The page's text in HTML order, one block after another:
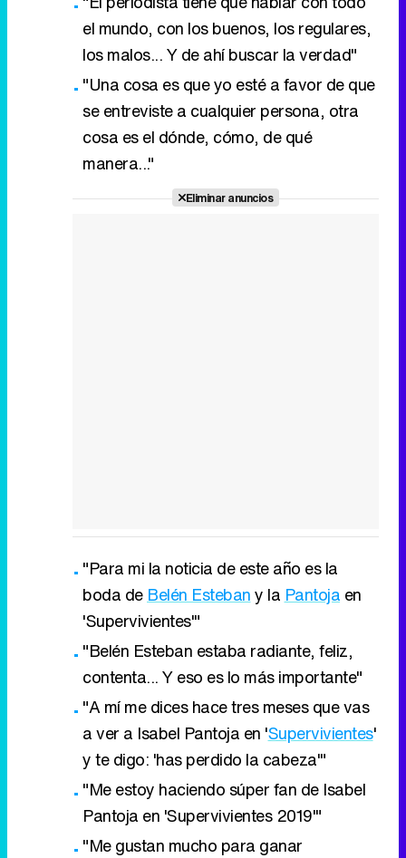
el mundo, con los buenos, los regulares,
los malos... Y de ahí buscar la verdad"
"Una cosa es que yo esté a favor de que
se entreviste a cualquier persona, otra
cosa es el dónde, cómo, de qué
manera..."
Eliminar anuncios
"Para mi la noticia de este año es la
boda de Belén Estebany la Pantoja en
'Supervivientes'"
"Belén Esteban estaba radiante, feliz,
contenta... Y eso es lo más importante"
"A mí me dices hace tres meses que vas
a ver a Isabel Pantoja en 'Supervivientes'
y te digo: 'has perdido la cabeza'"
"Me estoy haciendo súper fan de Isabel
Pantoja en 'Supervivientes 2019'"
"Me gustan mucho para ganar